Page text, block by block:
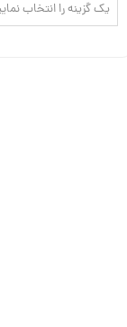
یک گزینه را انتخاب